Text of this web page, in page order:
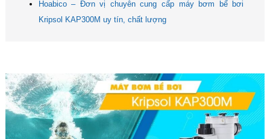
Hoabico – Đơn vị chuyên cung cấp máy bơm bể bơi
Kripsol KAP300M uy tín, chất lượng